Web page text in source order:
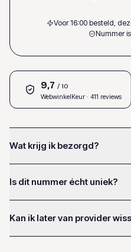
Voor 16:00 besteld,
Nummer
9,7 / 10
WebwinkelKeur · 411 reviews
Wat krijg ik bezorgd?
Is dit nummer écht uniek?
Kan ik later van provider